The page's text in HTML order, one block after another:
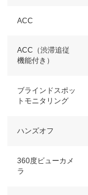
ACC
ACC（渋滞追従
機能付き）
ブラインドスポッ
トモニタリング
ハンズオフ
360度ビューカメ
ラ